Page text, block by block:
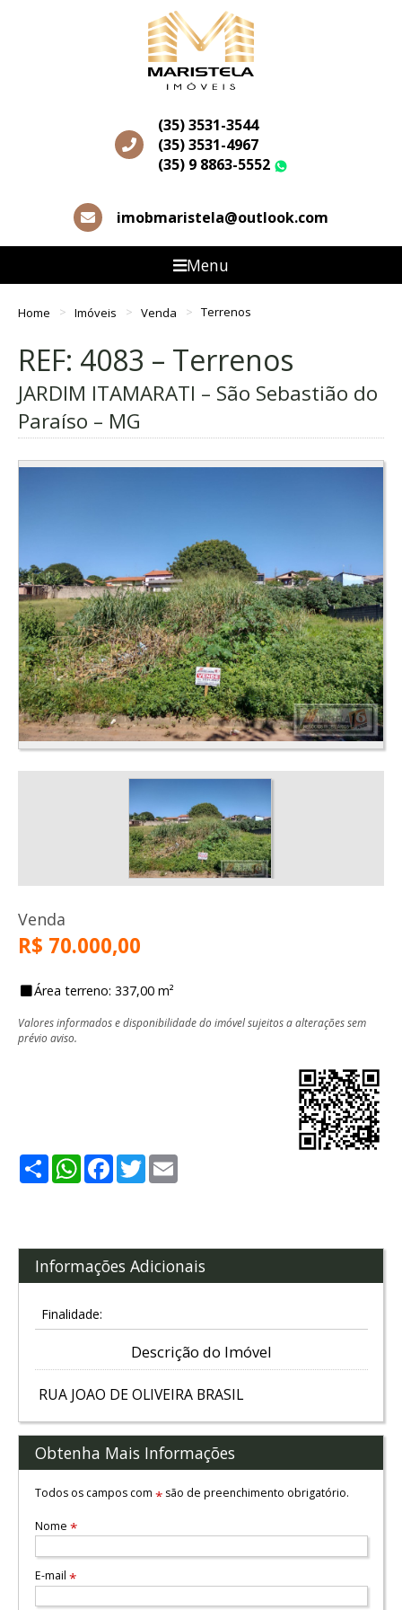
(35) 3531-3544
(35) 3531-4967
(35) 9 8863-5552
imobmaristela@outlook.com
Menu
Home Imóveis Venda Terrenos
REF: 4083 – Terrenos
JARDIM ITAMARATI – São Sebastião do
Paraíso – MG
Venda
R$ 70.000,00
Área terreno: 337,00 m²
Valores informados e disponibilidade do imóvel sujeitos a alterações sem
prévio aviso.
ShareWhatsApp
Facebook
Twitter
Informações Adicionais
Finalidade:
Descrição do Imóvel
RUA JOAO DE OLIVEIRA BRASIL
Obtenha Mais Informações
Todos os campos com *são de preenchimento obrigatório.
Nome *
E-mail *